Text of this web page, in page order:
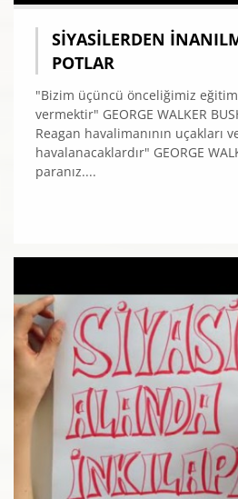
SIYASILERDEN
POTLAR
"Bizim üçüncü önceliğimiz
vermektir" GEORGE WALKER
Reagan havalimanının uçakları
havalanacaklardır" GEORGE
paranız....